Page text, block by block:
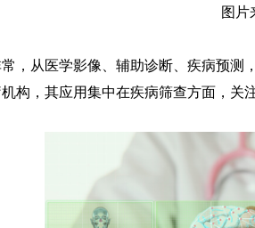
图片
，从医学影像、辅助诊断、疾病预
构，其应用集中在疾病筛查方面，关